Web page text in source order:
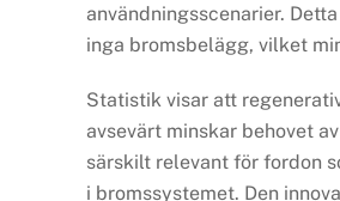
användningsscenarier.
inga bromsbelägg, vilket
Statistik visar att
avsevärt minskar behovet
särskilt relevant för fordon
i bromssystemet. Den